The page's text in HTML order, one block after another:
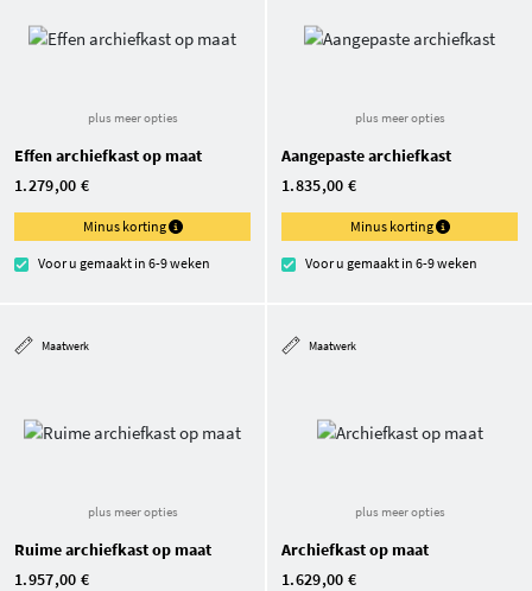
plus meer opties
Effen archiefkast op maat
1.279,00 €
Minus korting
Voor u gemaakt in 6-9 weken
plus meer opties
Aangepaste archiefkast
1.835,00 €
Minus korting
Voor u gemaakt in 6-9 weken
Maatwerk
plus meer opties
Ruime archiefkast op maat
1.957,00 €
Maatwerk
plus meer opties
Archiefkast op maat
1.629,00 €